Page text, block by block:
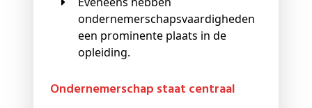
ondernemerschapsvaardigheden
een prominente plaats in de
opleiding.
Ondernemerschap staat centraal